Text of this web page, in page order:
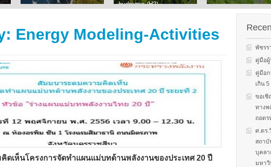
We focus on solar
economics, and solar PV
policy. Two patent-
solar collectors for …
hydrogen (H2)
energy. We have also
studied carbon dioxide …
We evaluate the
performance of
efficient equipment
energy efficiency
programs and give
to governments on
energy …
Read
Energy Modeling-Activities
ดเห็นโครงการจัดทำแผนแม่บทด้านพลังงานของประเทศ 20 ปี
พัชรร
คู่มือผู้
คู่มือก
เกิน
ขอเชิ
ทางพ
ถอดร
ศ.ดร.
สถาบั
บุคลา
มหาวิ